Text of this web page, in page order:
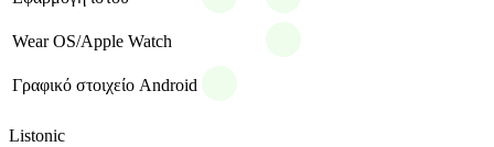
Wear OS/Apple Watch
Γραφικό στοιχείο Android
Listonic